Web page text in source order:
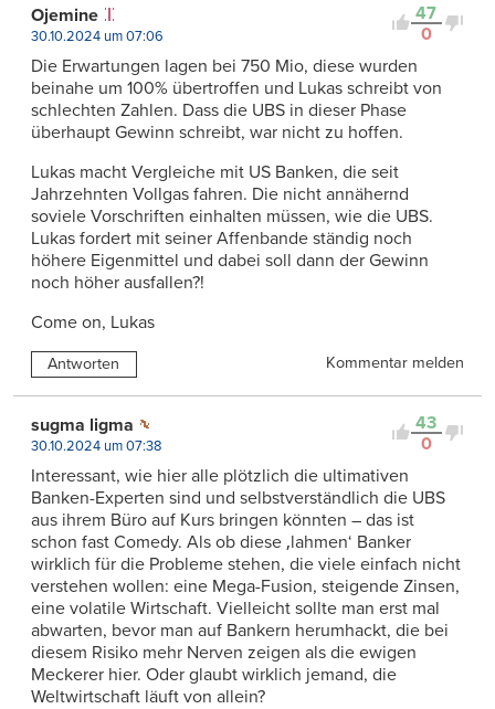
47
0
Ojemine
30.10.2024 um 07:06
Die Erwartungen lagen bei 750 Mio, diese wurden
beinahe um 100% übertroffen und Lukas schreibt von
schlechten Zahlen. Dass die UBS in dieser Phase
überhaupt Gewinn schreibt, war nicht zu hoffen.
Lukas macht Vergleiche mit US Banken, die seit
Jahrzehnten Vollgas fahren. Die nicht annähernd
soviele Vorschriften einhalten müssen, wie die UBS.
Lukas fordert mit seiner Affenbande ständig noch
höhere Eigenmittel und dabei soll dann der Gewinn
noch höher ausfallen?!
Come on, Lukas
Antworten Kommentar melden
43
0
sugma ligma
30.10.2024 um 07:38
Interessant, wie hier alle plötzlich die ultimativen
Banken-Experten sind und selbstverständlich die UBS
aus ihrem Büro auf Kurs bringen könnten – das ist
schon fast Comedy. Als ob diese ‚lahmen‘ Banker
wirklich für die Probleme stehen, die viele einfach nicht
verstehen wollen: eine Mega-Fusion, steigende Zinsen,
eine volatile Wirtschaft. Vielleicht sollte man erst mal
abwarten, bevor man auf Bankern herumhackt, die bei
diesem Risiko mehr Nerven zeigen als die ewigen
Meckerer hier. Oder glaubt wirklich jemand, die
Weltwirtschaft läuft von allein?